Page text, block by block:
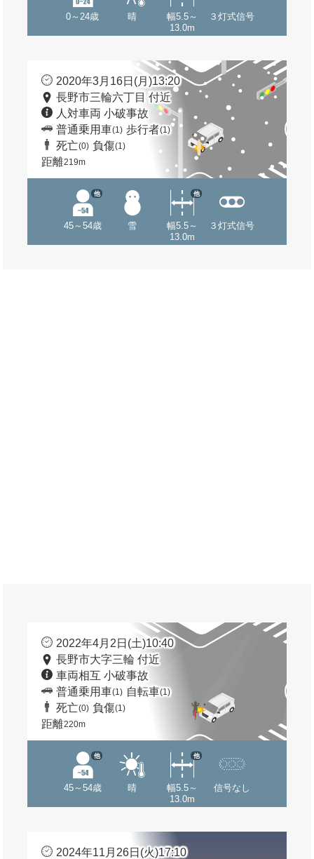
0～24歳 晴
幅5.5～
13.0m
３灯式信号
2020年3月16日(月)13:20
長野市三輪六丁目 付近
人対車両 小破事故
普通乗用車(1) 歩行者(1)
死亡(0) 負傷(1)
距離219m
45～54歳
他
雪
幅5.5～
13.0m
他
３灯式信号
2022年4月2日(土)10:40
長野市大字三輪 付近
車両相互 小破事故
普通乗用車(1) 自転車(1)
死亡(0) 負傷(1)
距離220m
45～54歳
他
晴
幅5.5～
13.0m
他
信号なし
2024年11月26日(火)17:10